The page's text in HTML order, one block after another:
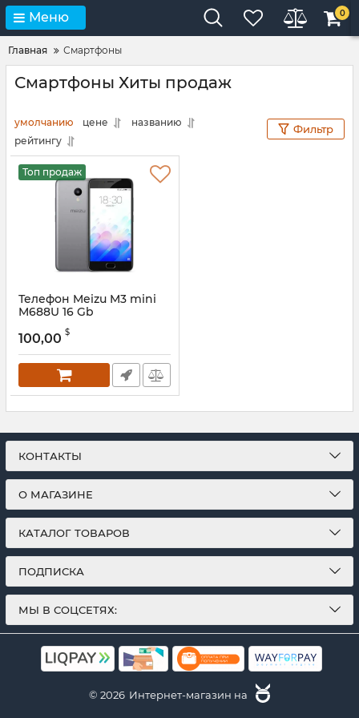
Меню 0
Главная Смартфоны
Смартфоны Хиты продаж
умолчанию цене
названию
рейтингу
Фильтр
Топ продаж
Телефон Meizu M3 mini
M688U 16 Gb
100,00 $
КОНТАКТЫ
О МАГАЗИНЕ
КАТАЛОГ ТОВАРОВ
ПОДПИСКА
МЫ В СОЦСЕТЯХ:
© 2026 Интернет-магазин на